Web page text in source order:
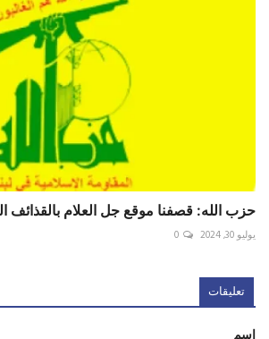
حزب الله: قصفنا موقع جل العلام بالقذائف
يوليو 30, 2024 0
تعليقات